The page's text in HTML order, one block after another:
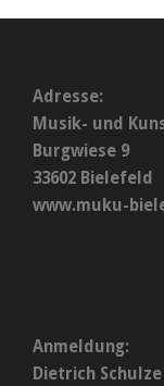
Adresse:
Musik- und
Burgwiese 9
33602 Bielefeld
www.muku-
Anmeldung:
Dietrich Schulze